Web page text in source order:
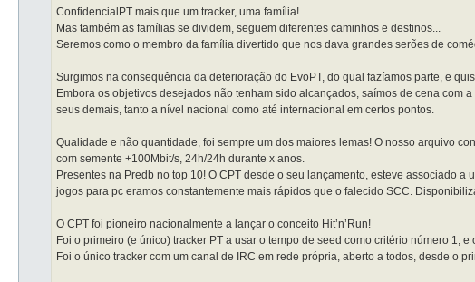
ConfidencialPT mais que um tracker, uma família!
Mas também as famílias se dividem, seguem diferentes caminhos e destinos...
Seremos como o membro da família divertido que nos dava grandes serões de
Surgimos na consequência da deterioração do EvoPT, do qual fazíamos parte, e
Embora os objetivos desejados não tenham sido alcançados, saímos de cena
seus demais, tanto a nível nacional como até internacional em certos pontos.
Qualidade e não quantidade, foi sempre um dos maiores lemas! O nosso arquivo
com semente +100Mbit/s, 24h/24h durante x anos.
Presentes na Predb no top 10! O CPT desde o seu lançamento, esteve associado
jogos para pc eramos constantemente mais rápidos que o falecido SCC.
O CPT foi pioneiro nacionalmente a lançar o conceito Hit’n’Run!
Foi o primeiro (e único) tracker PT a usar o tempo de seed como critério número 1,
Foi o único tracker com um canal de IRC em rede própria, aberto a todos, desde o